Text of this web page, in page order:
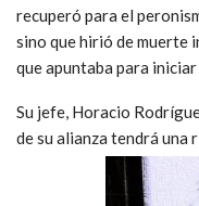
recuperó para el
sino que hirió de muerte
que apuntaba para
Su jefe, Horacio
de su alianza tendrá una